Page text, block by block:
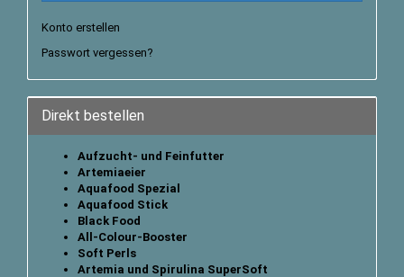
Konto erstellen
Passwort vergessen?
Direkt bestellen
Aufzucht- und Feinfutter
Artemiaeier
Aquafood Spezial
Aquafood Stick
B lack Food
All-Colour-Booster
Soft Perls
Artemia und Spirulina SuperSoft